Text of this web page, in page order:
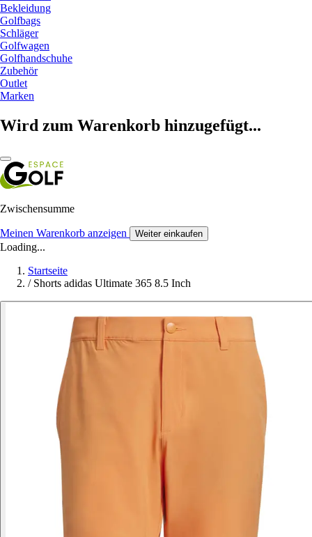
Bekleidung
Golfbags
Schläger
Golfwagen
Golfhandschuhe
Zubehör
Outlet
Marken
Wird zum Warenkorb hinzugefügt...
Zwischensumme
Meinen Warenkorb anzeigen Weiter einkaufen
Loading...
Startseite
/ Shorts adidas Ultimate 365 8.5 Inch